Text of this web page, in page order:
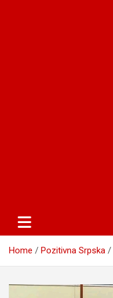
Home Pozitivna Srpska